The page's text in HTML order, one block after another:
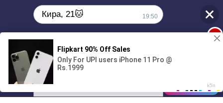
01/07
00:00
Кира, 21🐱 19:50
Поиграешь со мной? 💖🐾
19:50
1